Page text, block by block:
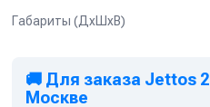
Применение:
грузовиков, автобусов и
Конструкция в формате
Габариты (ДхШхВ)
🚚 Для заказа Jettos
Москве